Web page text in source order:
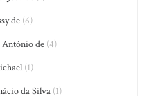
de (6)
de (4)
(1)
da Silva(1)